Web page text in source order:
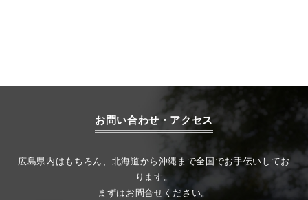
お問い合わせ・アクセス
広島県内はもちろん、北海道から沖縄まで全国でお手伝いしてお
ります。
まずはお問合せください。